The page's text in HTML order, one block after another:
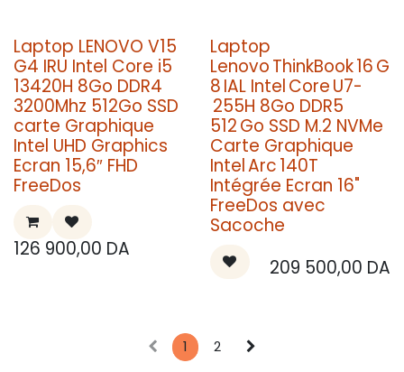
Laptop LENOVO V15
G4 IRU Intel Core i5
13420H 8Go DDR4
3200Mhz 512Go SSD
carte Graphique
Intel UHD Graphics
Ecran 15,6″ FHD
FreeDos
126 900,00 DA
Laptop
Lenovo ThinkBook 16 G
8 IAL Intel Core U7-
255H 8Go DDR5
512 Go SSD M.2 NVMe
Carte Graphique
Intel Arc 140T
Intégrée Ecran 16"
FreeDos avec
Sacoche
209 500,00 DA
1 2